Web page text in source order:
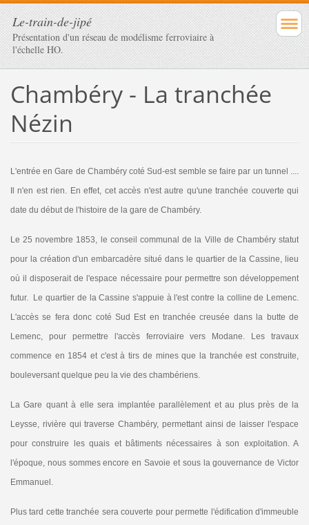
Le-train-de-jipé
Présentation d'un réseau de modélisme ferroviaire à
l'échelle HO.
Chambéry - La tranchée
Nézin
L'entrée en Gare de Chambéry coté Sud-est semble se faire par un tunnel ....
Il n'en est rien. En effet, cet accès n'est autre qu'une tranchée couverte qui
date du début de l'histoire de la gare de Chambéry.
Le 25 novembre 1853, le conseil communal de la Ville de Chambéry statut
pour la création d'un embarcadère situé dans le quartier de la Cassine, lieu
où il disposerait de l'espace nécessaire pour permettre son développement
futur. Le quartier de la Cassine s'appuie à l'est contre la colline de Lemenc.
L'accès se fera donc coté Sud Est en tranchée creusée dans la butte de
Lemenc, pour permettre l'accès ferroviaire vers Modane. Les travaux
commence en 1854 et c'est à tirs de mines que la tranchée est construite,
bouleversant quelque peu la vie des chambériens.
La Gare quant à elle sera implantée parallèlement et au plus près de la
Leysse, rivière qui traverse Chambéry, permettant ainsi de laisser l'espace
pour construire les quais et bâtiments nécessaires à son exploitation. A
l'époque, nous sommes encore en Savoie et sous la gouvernance de Victor
Emmanuel.
Plus tard cette tranchée sera couverte pour permette l'édification d'immeuble